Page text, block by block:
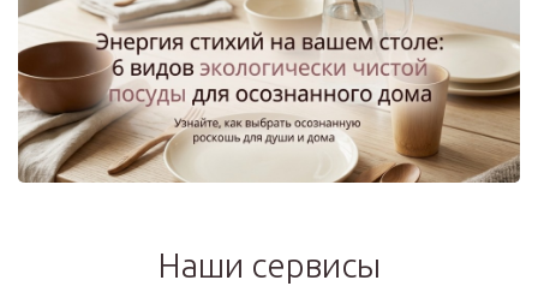
Наши сервисы